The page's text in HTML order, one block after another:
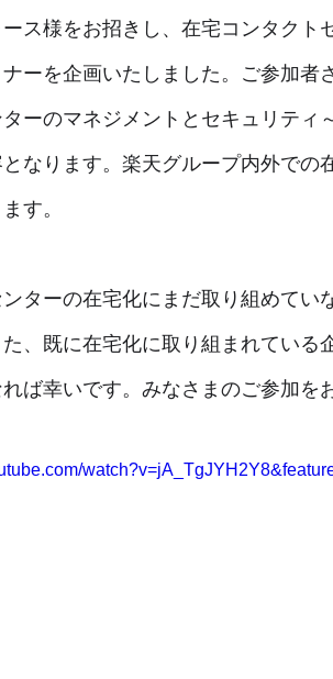
ス様をお招きし、在宅コンタクト
ーを企画いたしました。ご参加者
ーのマネジメントとセキュリティ
なります。楽天グループ内外での
す。
ターの在宅化にまだ取り組めて
、既に在宅化に取り組まれている
ば幸いです。みなさまのご参加を